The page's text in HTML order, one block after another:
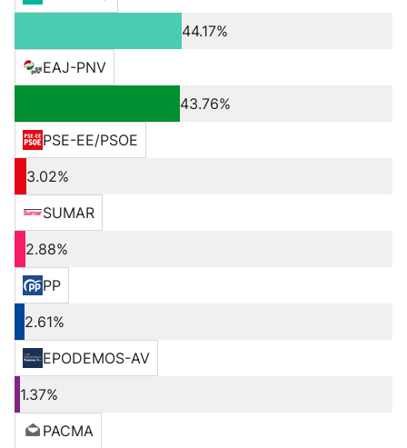
44.17%
EAJ-PNV
43.76%
PSE-EE/PSOE
3.02%
SUMAR
2.88%
PP
2.61%
EPODEMOS-AV
1.37%
PACMA